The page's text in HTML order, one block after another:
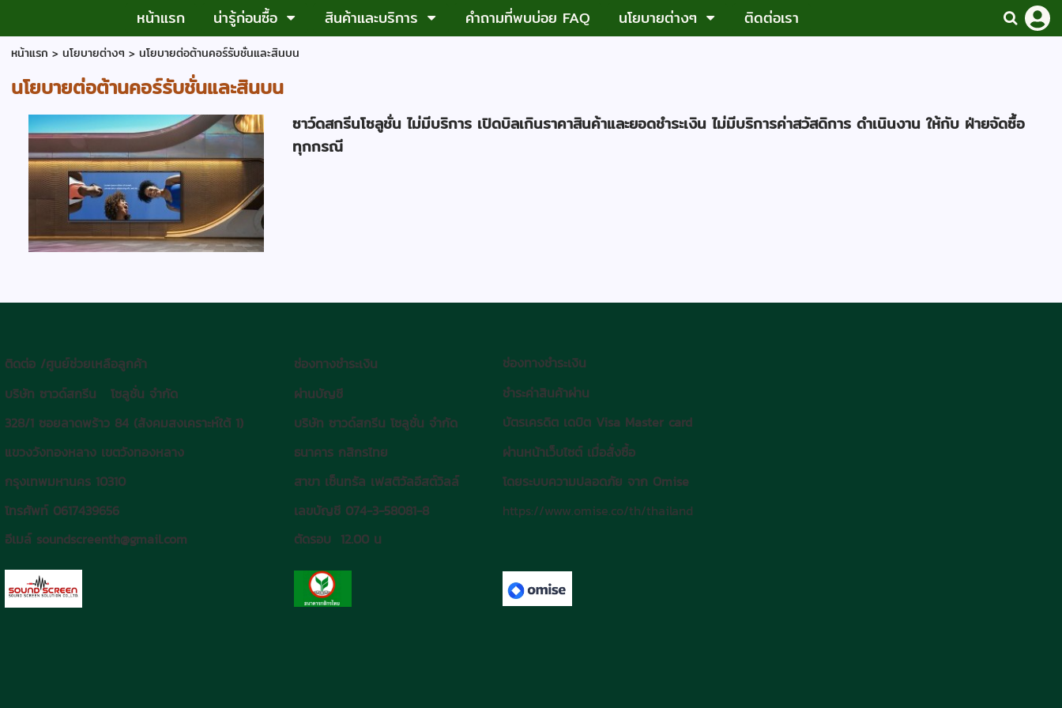
หน้าแรก น่ารู้ก่อนซื้อ สินค้าและบริการ คำถามที่พบบ่อย FAQ นโยบายต่างๆ ติดต่อเรา
หน้าแรก > นโยบายต่างๆ > นโยบายต่อต้านคอร์รับชั่นและสินบน
นโยบายต่อต้านคอร์รับชั่นและสินบน
ซาว์ดสกรีนโซลูชั่น ไม่มีบริการ เปิดบิลเกินราคาสินค้าและยอดชำระเงิน ไม่มีบริการค่าสวัสดิการ ดำเนินงาน ให้กับ ฝ่ายจัดซื้อ
ทุกกรณี
ติดต่อ /ศูนย์ช่วยเหลือลูกค้า
บริษัท ซาวด์สกรีน โซลูชั่น จำกัด
328/1 ซอยลาดพร้าว 84 (สังคมสงเคราะห์ใต้ 1)
แขวงวังทองหลาง เขตวังทองหลาง
กรุงเทพมหานคร 10310
โทรศัพท์ 0617439656
อีเมล์ soundscreenth@gmail.com
ช่องทางชำระเงิน
ผ่านบัญชี
บริษัท ซาวด์สกรีน โซลูชั่น จำกัด
ธนาคาร กสิกรไทย
สาขา เซ็นทรัล เฟสติวัลอีสต์วิลล์
เลขบัญชี 074-3-58081-8
ตัดรอบ 12.00 น
ช่องทางชำระเงิน
ชำระค่าสินค้าผ่าน
บัตรเครดิต เดบิต Visa Master card
ผ่านหน้าเว็บไซต์ เมื่อสั่งซื้อ
โดยระบบความปลอดภัย จาก Omise
https://www.omise.co/th/thailand